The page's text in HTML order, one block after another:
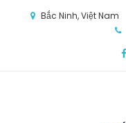
Bắc Ninh, Việt Nam